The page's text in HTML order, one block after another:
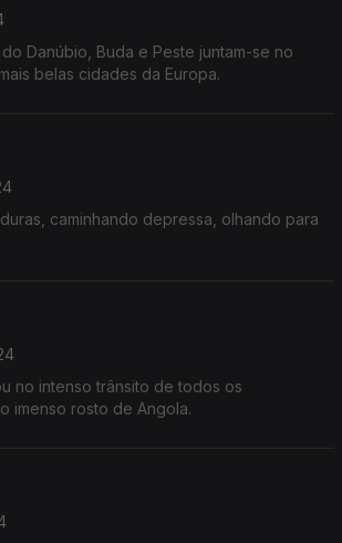
Danúbio, Buda e Peste juntam-se no
belas cidades da Europa.
caminhando depressa, olhando para
no intenso trânsito de todos os
imenso rosto de Angola.